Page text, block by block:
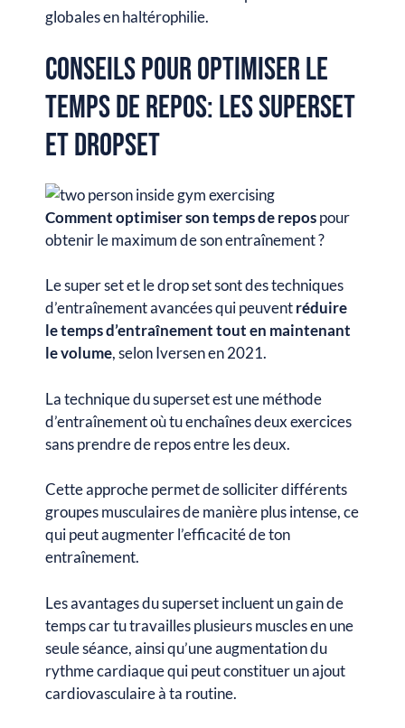
globales en haltérophilie.
Conseils pour optimiser le
temps de repos: les Superset
et dropset
Comment optimiser son temps de repospour
obtenir le maximum de son entraînement ?
Le super set et le drop set sont des techniques
d’entraînement avancées qui peuventréduire
le temps d’entraînement tout en maintenant
le volume, selon Iversen en 2021.
La technique du superset est une méthode
d’entraînement où tu enchaînes deux exercices
sans prendre de repos entre les deux.
Cette approche permet de solliciter différents
groupes musculaires de manière plus intense, ce
qui peut augmenter l’efficacité de ton
entraînement.
Les avantages du superset incluent un gain de
temps car tu travailles plusieurs muscles en une
seule séance, ainsi qu’une augmentation du
rythme cardiaque qui peut constituer un ajout
cardiovasculaire à ta routine.